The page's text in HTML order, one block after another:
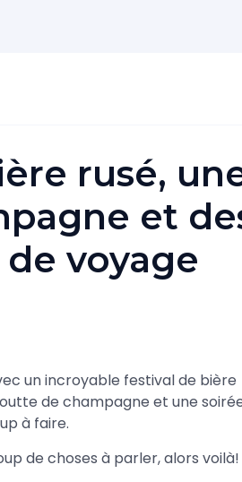
rusé,
et
voyage
un incroyable festival de bière
de champagne et une
à faire.
de choses à parler, alors voilà!